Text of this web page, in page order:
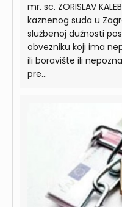
mr. sc. ZORISLAV
kaznenog suda u
službenoj dužnosti
obvezniku koji ima
ili boravište ili
pre...